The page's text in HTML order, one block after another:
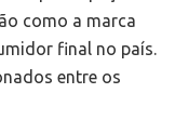
como a marca
final no país.
entre os